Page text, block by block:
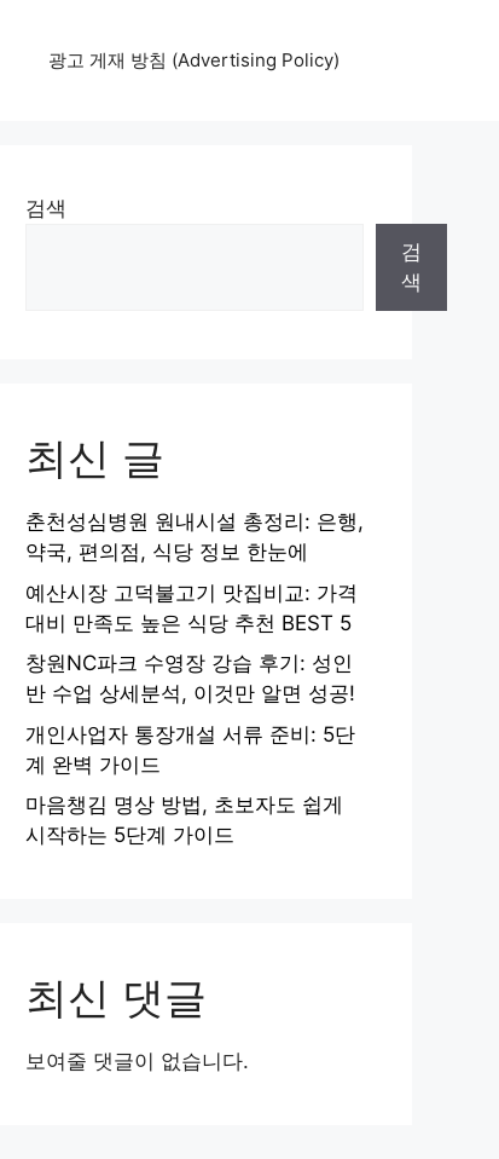
광고 게재 방침 (Advertising Policy)
검색
검
색
최신 글
춘천성심병원 원내시설 총정리: 은행,
약국, 편의점, 식당 정보 한눈에
예산시장 고덕불고기 맛집비교: 가격
대비 만족도 높은 식당 추천 BEST 5
창원NC파크 수영장 강습 후기: 성인
반 수업 상세분석, 이것만 알면 성공!
개인사업자 통장개설 서류 준비: 5단
계 완벽 가이드
마음챙김 명상 방법, 초보자도 쉽게
시작하는 5단계 가이드
최신 댓글
보여줄 댓글이 없습니다.